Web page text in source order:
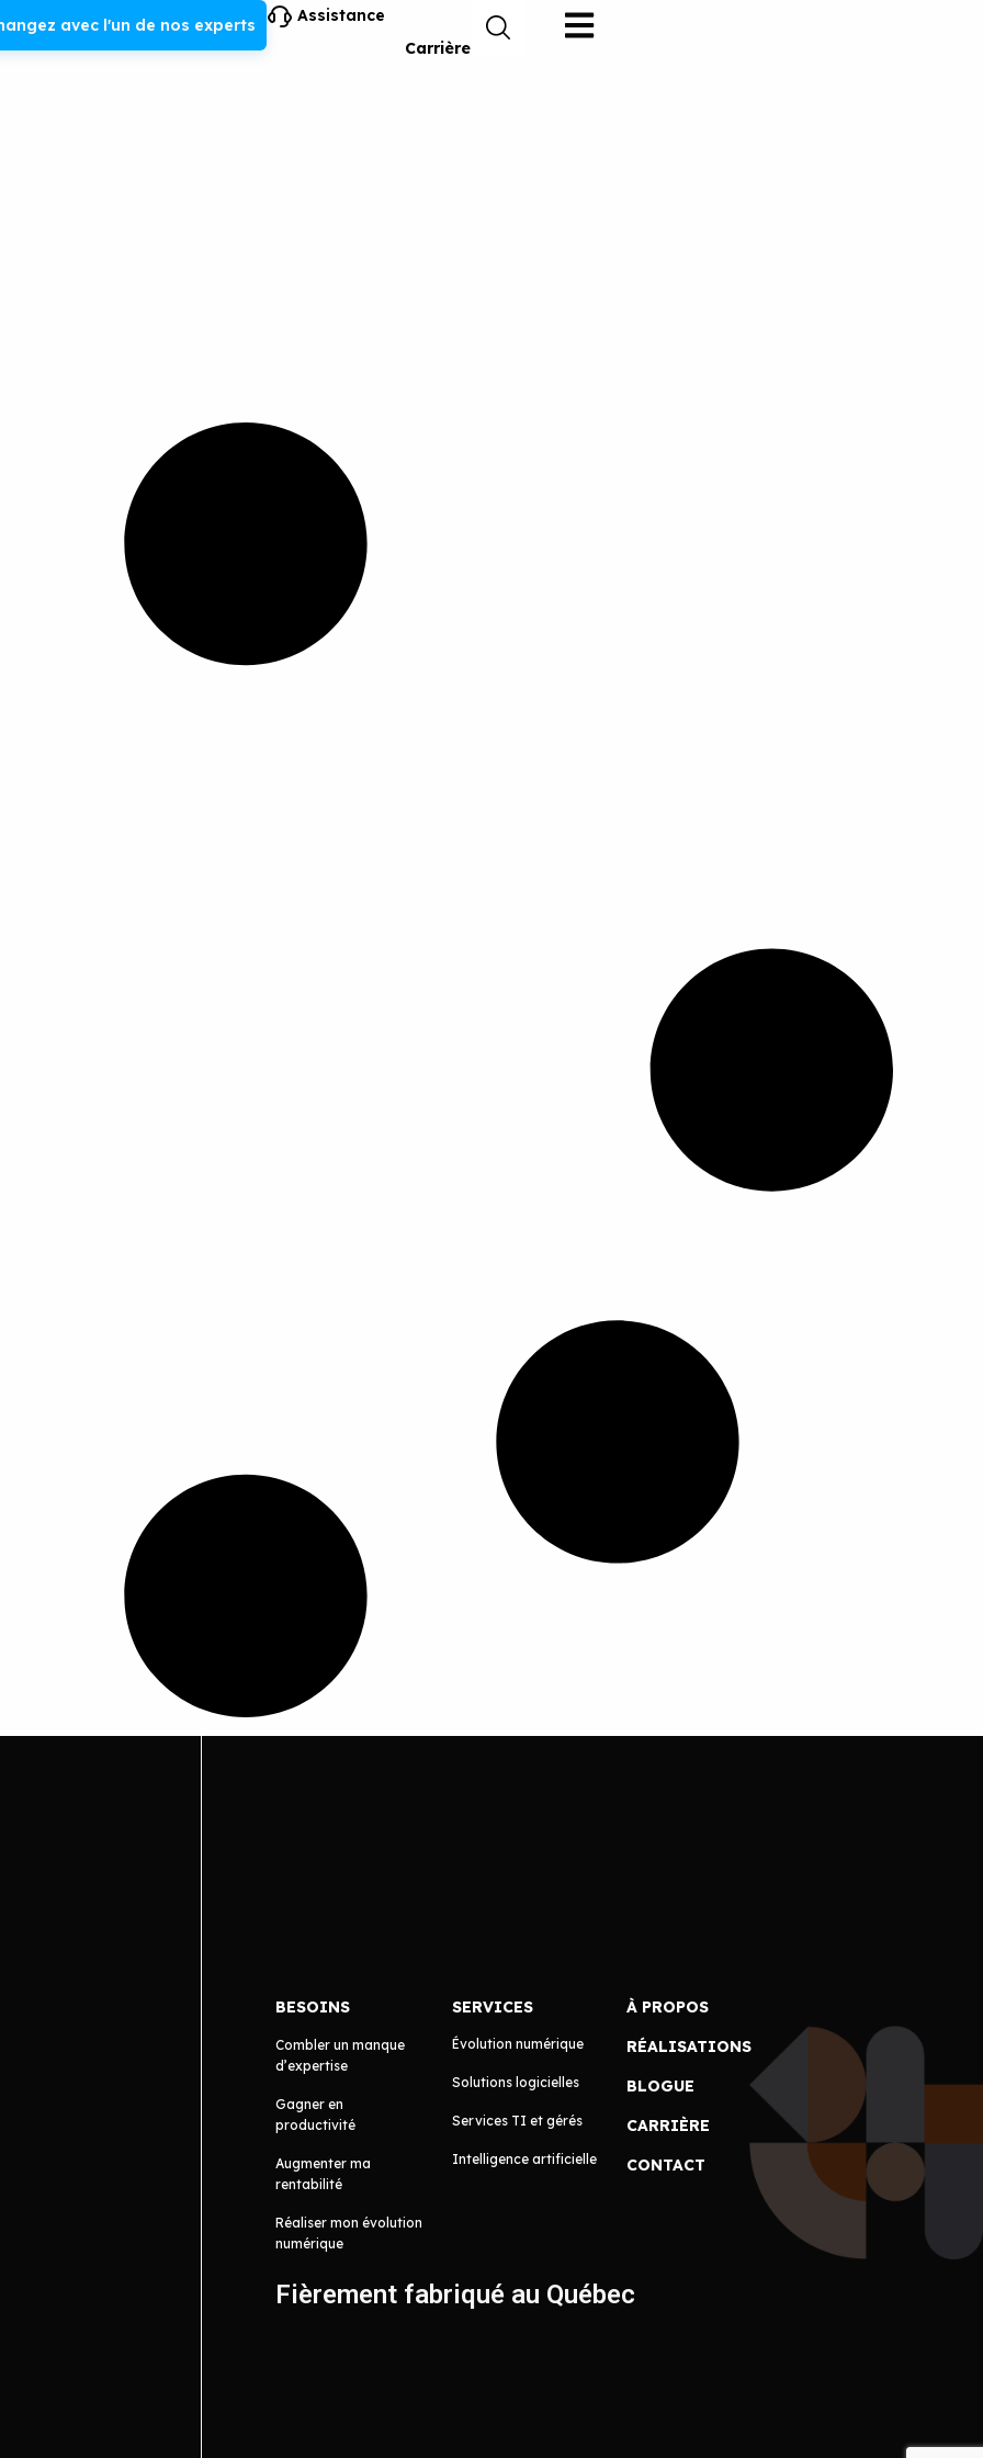
avec l'un de nos experts
Assistance
Carrière
BESOINS
Combler un manque
d’expertise
Gagner en
productivité
Augmenter ma
rentabilité
Réaliser mon évolution
numérique
SERVICES
Évolution numérique
Solutions logicielles
Services TI et gérés
Intelligence artificielle
À PROPOS
RÉALISATIONS
BLOGUE
CARRIÈRE
CONTACT
Fièrement fabriqué au Québec